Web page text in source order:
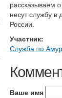
рассказываем
несут службу в
России.
Участник:
Служба по
Ваше имя